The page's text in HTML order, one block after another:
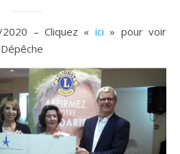
– Cliquez « ici » pour voir